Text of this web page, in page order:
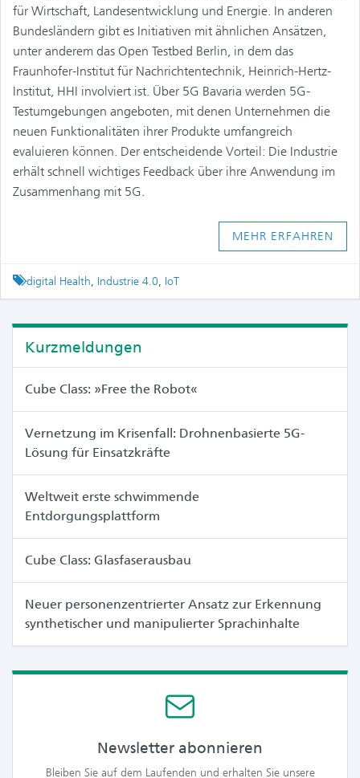
für Wirtschaft, Landesentwicklung und Energie. In anderen
Bundesländern gibt es Initiativen mit ähnlichen Ansätzen,
unter anderem das Open Testbed Berlin, in dem das
Fraunhofer-Institut für Nachrichtentechnik, Heinrich-Hertz-
Institut, HHI involviert ist. Über 5G Bavaria werden 5G-
Testumgebungen angeboten, mit denen Unternehmen die
neuen Funktionalitäten ihrer Produkte umfangreich
evaluieren können. Der entscheidende Vorteil: Die Industrie
erhält schnell wichtiges Feedback über ihre Anwendung im
Zusammenhang mit 5G.
MEHR ERFAHREN
Tagged
digital Health, Industrie 4.0, IoT
Kurzmeldungen
Cube Class: »Free the Robot«
Vernetzung im Krisenfall: Drohnenbasierte 5G-
Lösung für Einsatzkräfte
Weltweit erste schwimmende
Entdorgungsplattform
Cube Class: Glasfaserausbau
Neuer personenzentrierter Ansatz zur Erkennung
synthetischer und manipulierter Sprachinhalte
Newsletter abonnieren
Bleiben Sie auf dem Laufenden und erhalten Sie unsere